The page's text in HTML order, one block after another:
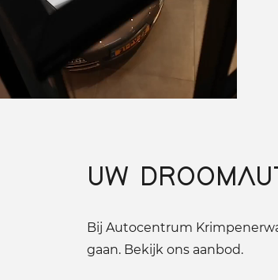
UW
Bij Autocentrum
gaan. Bekijk ons aanbod.